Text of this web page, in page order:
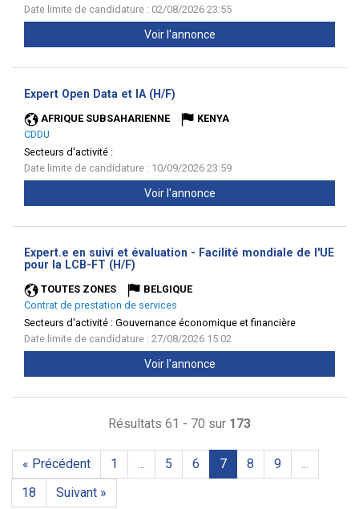
Date limite de candidature : 02/08/2026 23:55
Voir l'annonce
Expert Open Data et IA (H/F)
AFRIQUE SUBSAHARIENNE
KENYA
CDDU
Secteurs d'activité :
Date limite de candidature : 10/09/2026 23:59
Voir l'annonce
Expert.e en suivi et évaluation - Facilité mondiale de l'UE
pour la LCB-FT (H/F)
TOUTES ZONES
BELGIQUE
Contrat de prestation de services
Secteurs d'activité : Gouvernance économique et financière
Date limite de candidature : 27/08/2026 15:02
Voir l'annonce
Résultats 61 - 70 sur 173
« Précédent 1 ... 5 6 7 8 9
...
18
Suivant »